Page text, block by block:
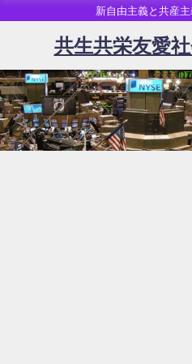
新自由主義と共産
共生共栄友愛